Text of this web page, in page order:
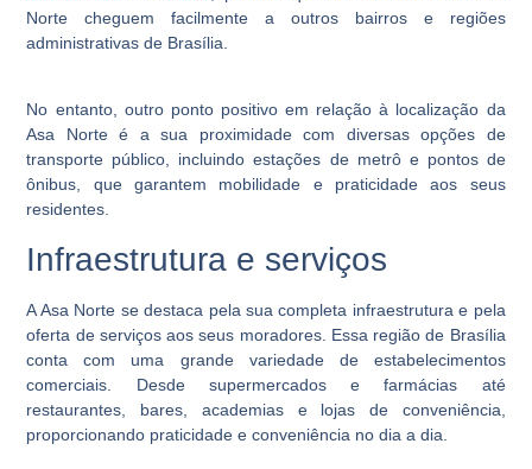
Norte cheguem facilmente a outros bairros e regiões
administrativas de Brasília.
No entanto, outro ponto positivo em relação à localização da
Asa Norte é a sua proximidade com diversas opções de
transporte público, incluindo estações de metrô e pontos de
ônibus, que garantem mobilidade e praticidade aos seus
residentes.
Infraestrutura e serviços
A Asa Norte se destaca pela sua completa infraestrutura e pela
oferta de serviços aos seus moradores. Essa região de Brasília
conta com uma grande variedade de estabelecimentos
comerciais. Desde supermercados e farmácias até
restaurantes, bares, academias e lojas de conveniência,
proporcionando praticidade e conveniência no dia a dia.